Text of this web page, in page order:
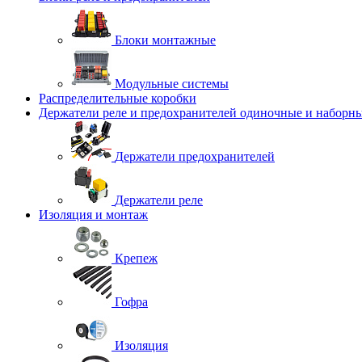
Блоки монтажные
Модульные системы
Распределительные коробки
Держатели реле и предохранителей одиночные и
Держатели предохранителей
Держатели реле
Изоляция и монтаж
Крепеж
Гофра
Изоляция